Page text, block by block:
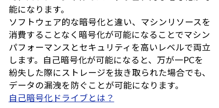
能になります。
ソフトウェア的な暗号化と違い、マシンリソースを
消費することなく暗号化が可能になることでマシン
パフォーマンスとセキュリティを高いレベルで両立
します。自己暗号化が可能になると、万が一PCを
紛失した際にストレージを抜き取られた場合でも、
データの漏洩を防ぐことが可能になります。
自己暗号化ドライブとは？